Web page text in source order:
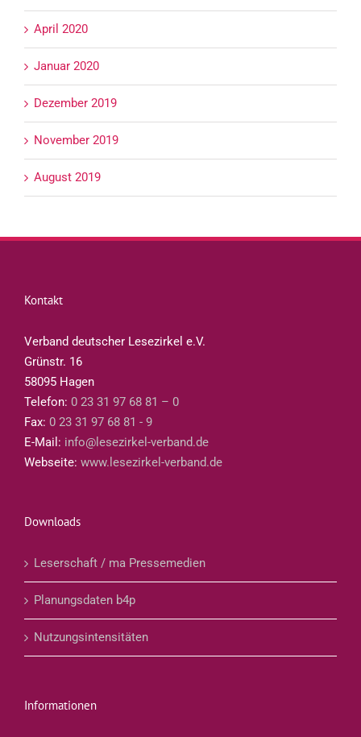
April 2020
Januar 2020
Dezember 2019
November 2019
August 2019
Kontakt
Verband deutscher Lesezirkel e.V.
Grünstr. 16
58095 Hagen
Telefon: 0 23 31 97 68 81 – 0
Fax: 0 23 31 97 68 81 - 9
E-Mail: info@lesezirkel-verband.de
Webseite: www.lesezirkel-verband.de
Downloads
Leserschaft / ma Pressemedien
Planungsdaten b4p
Nutzungsintensitäten
Informationen